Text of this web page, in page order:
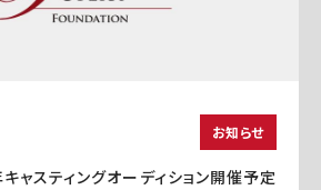
お知らせ
キャスティングオーディション開催予定